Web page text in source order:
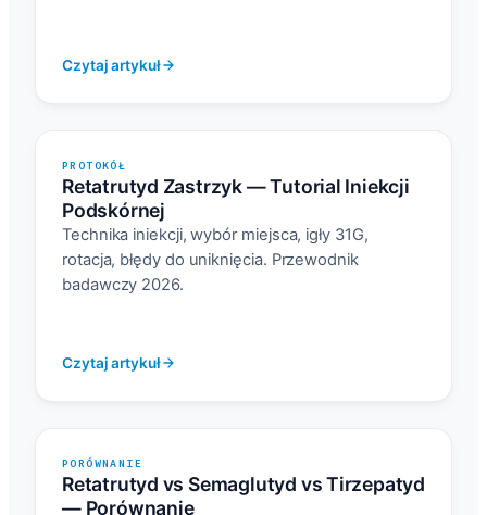
Czytaj artykuł
PROTOKÓŁ
Retatrutyd Zastrzyk — Tutorial Iniekcji
Podskórnej
Technika iniekcji, wybór miejsca, igły 31G,
rotacja, błędy do uniknięcia. Przewodnik
badawczy 2026.
Czytaj artykuł
PORÓWNANIE
Retatrutyd vs Semaglutyd vs Tirzepatyd
— Porównanie